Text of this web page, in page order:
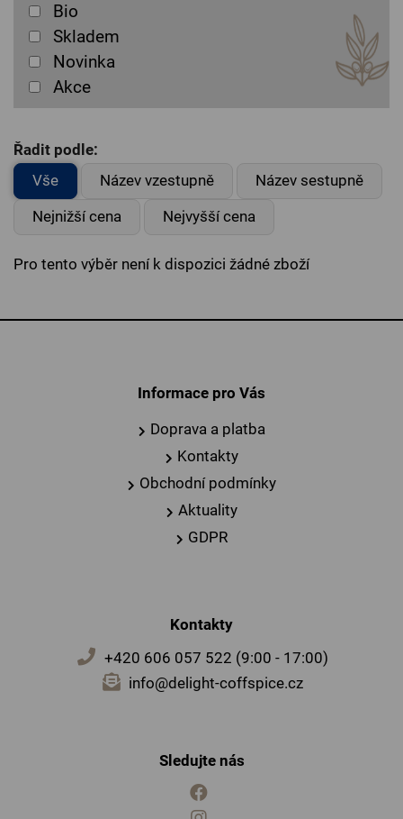
Bio
Skladem
Novinka
Akce
Řadit podle:
Vše
Název vzestupně
Název sestupně
Nejnižší cena
Nejvyšší cena
Pro tento výběr není k dispozici žádné zboží
Informace pro Vás
Doprava a platba
Kontakty
Obchodní podmínky
Aktuality
GDPR
Kontakty
+420 606 057 522 (9:00 - 17:00)
info@delight-coffspice.cz
Sledujte nás